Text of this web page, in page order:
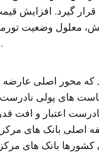
قرار گیرد. افزایش
معلول وضعیت
بروز وضعیت تورمی محسوب کرد.
محور اصلی عارضه
های پولی نادرست
اعتبار و افت
اصلی بانک های
کشورها بانک های